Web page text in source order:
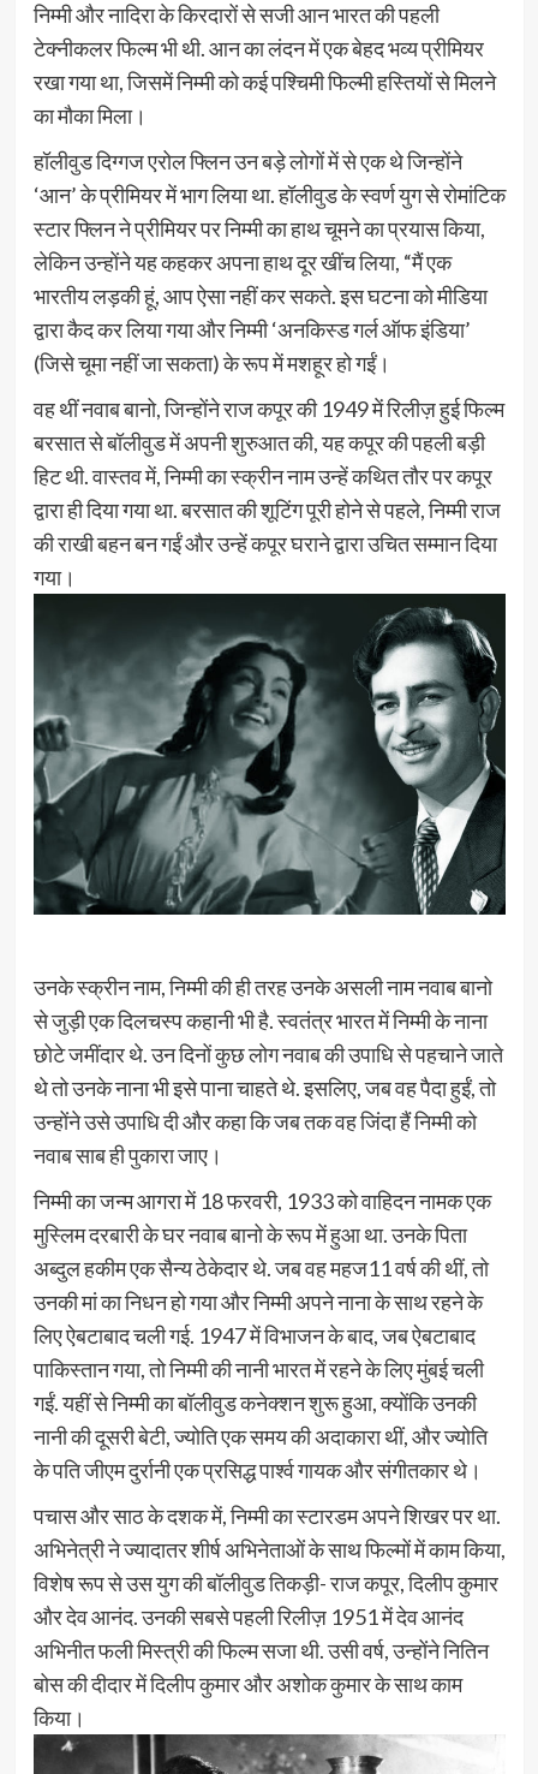
निम्मी और नादिरा के किरदारों से सजी आन भारत की पहली
टेक्नीकलर फिल्म भी थी. आन का लंदन में एक बेहद भव्य प्रीमियर
रखा गया था, जिसमें निम्मी को कई पश्चिमी फिल्मी हस्तियों से मिलने
का मौका मिला।
हॉलीवुड दिग्गज एरोल फ्लिन उन बड़े लोगों में से एक थे जिन्होंने
‘आन’ के प्रीमियर में भाग लिया था. हॉलीवुड के स्वर्ण युग से रोमांटिक
स्टार फ्लिन ने प्रीमियर पर निम्मी का हाथ चूमने का प्रयास किया,
लेकिन उन्होंने यह कहकर अपना हाथ दूर खींच लिया, “मैं एक
भारतीय लड़की हूं, आप ऐसा नहीं कर सकते. इस घटना को मीडिया
द्वारा कैद कर लिया गया और निम्मी ‘अनकिस्ड गर्ल ऑफ इंडिया’
(जिसे चूमा नहीं जा सकता) के रूप में मशहूर हो गईं।
वह थीं नवाब बानो, जिन्होंने राज कपूर की 1949 में रिलीज़ हुई फिल्म
बरसात से बॉलीवुड में अपनी शुरुआत की, यह कपूर की पहली बड़ी
हिट थी. वास्तव में, निम्मी का स्क्रीन नाम उन्हें कथित तौर पर कपूर
द्वारा ही दिया गया था. बरसात की शूटिंग पूरी होने से पहले, निम्मी राज
की राखी बहन बन गईं और उन्हें कपूर घराने द्वारा उचित सम्मान दिया
गया।
उनके स्क्रीन नाम, निम्मी की ही तरह उनके असली नाम नवाब बानो
से जुड़ी एक दिलचस्प कहानी भी है. स्वतंत्र भारत में निम्मी के नाना
छोटे जमींदार थे. उन दिनों कुछ लोग नवाब की उपाधि से पहचाने जाते
थे तो उनके नाना भी इसे पाना चाहते थे. इसलिए, जब वह पैदा हुईं, तो
उन्होंने उसे उपाधि दी और कहा कि जब तक वह जिंदा हैं निम्मी को
नवाब साब ही पुकारा जाए।
निम्मी का जन्म आगरा में 18 फरवरी, 1933 को वाहिदन नामक एक
मुस्लिम दरबारी के घर नवाब बानो के रूप में हुआ था. उनके पिता
अब्दुल हकीम एक सैन्य ठेकेदार थे. जब वह महज11 वर्ष की थीं, तो
उनकी मां का निधन हो गया और निम्मी अपने नाना के साथ रहने के
लिए ऐबटाबाद चली गई. 1947 में विभाजन के बाद, जब ऐबटाबाद
पाकिस्तान गया, तो निम्मी की नानी भारत में रहने के लिए मुंबई चली
गईं. यहीं से निम्मी का बॉलीवुड कनेक्शन शुरू हुआ, क्योंकि उनकी
नानी की दूसरी बेटी, ज्योति एक समय की अदाकारा थीं, और ज्योति
के पति जीएम दुर्रानी एक प्रसिद्ध पार्श्व गायक और संगीतकार थे।
पचास और साठ के दशक में, निम्मी का स्टारडम अपने शिखर पर था.
अभिनेत्री ने ज्यादातर शीर्ष अभिनेताओं के साथ फिल्मों में काम किया,
विशेष रूप से उस युग की बॉलीवुड तिकड़ी- राज कपूर, दिलीप कुमार
और देव आनंद. उनकी सबसे पहली रिलीज़ 1951 में देव आनंद
अभिनीत फली मिस्त्री की फिल्म सजा थी. उसी वर्ष, उन्होंने नितिन
बोस की दीदार में दिलीप कुमार और अशोक कुमार के साथ काम
किया।